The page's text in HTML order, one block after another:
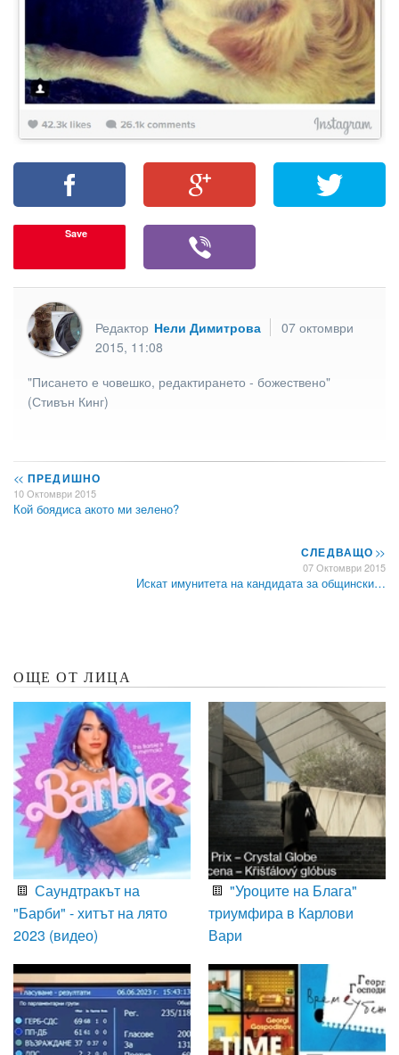
Save
Редактор Нели Димитрова
07 октомври
2015, 11:08
"Писането е човешко, редактирането - божествено"
(Стивън Кинг)
<< ПРЕДИШНО
10 Октомври 2015
Кой боядиса акото ми зелено?
СЛЕДВАЩО>>
07 Октомври 2015
Искат имунитета на кандидата за общински…
ОЩЕ ОТ ЛИЦА
Саундтракът на
"Барби" - хитът на лято
2023 (видео)
"Уроците на Блага"
триумфира в Карлови
Вари